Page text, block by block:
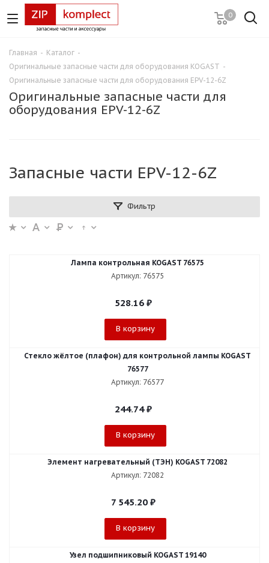
0
Главная - Каталог -
Оригинальные запасные части для оборудования KOGAST -
Оригинальные запасные части для оборудования EPV-12-6Z
Оригинальные запасные части для
оборудования EPV-12-6Z
Запасные части EPV-12-6Z
Фильтр
Лампа контрольная KOGAST 76575
Артикул: 76575
528.16₽
В корзину
Стекло жёлтое (плафон) для контрольной лампы KOGAST
76577
Артикул: 76577
244.74₽
В корзину
Элемент нагревательный (ТЭН) KOGAST 72082
Артикул: 72082
7 545.20₽
В корзину
Узел подшипниковый KOGAST 19140